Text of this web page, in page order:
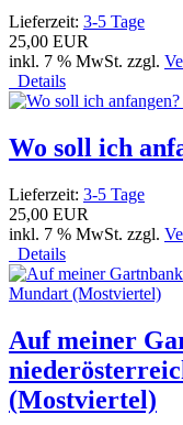
Lieferzeit: 3-5 Tage
25,00 EUR
inkl. 7 % MwSt. zzgl.
Details
Wo soll ich
Lieferzeit: 3-5 Tage
25,00 EUR
inkl. 7 % MwSt. zzgl.
Details
Auf meiner
(Mostviertel)